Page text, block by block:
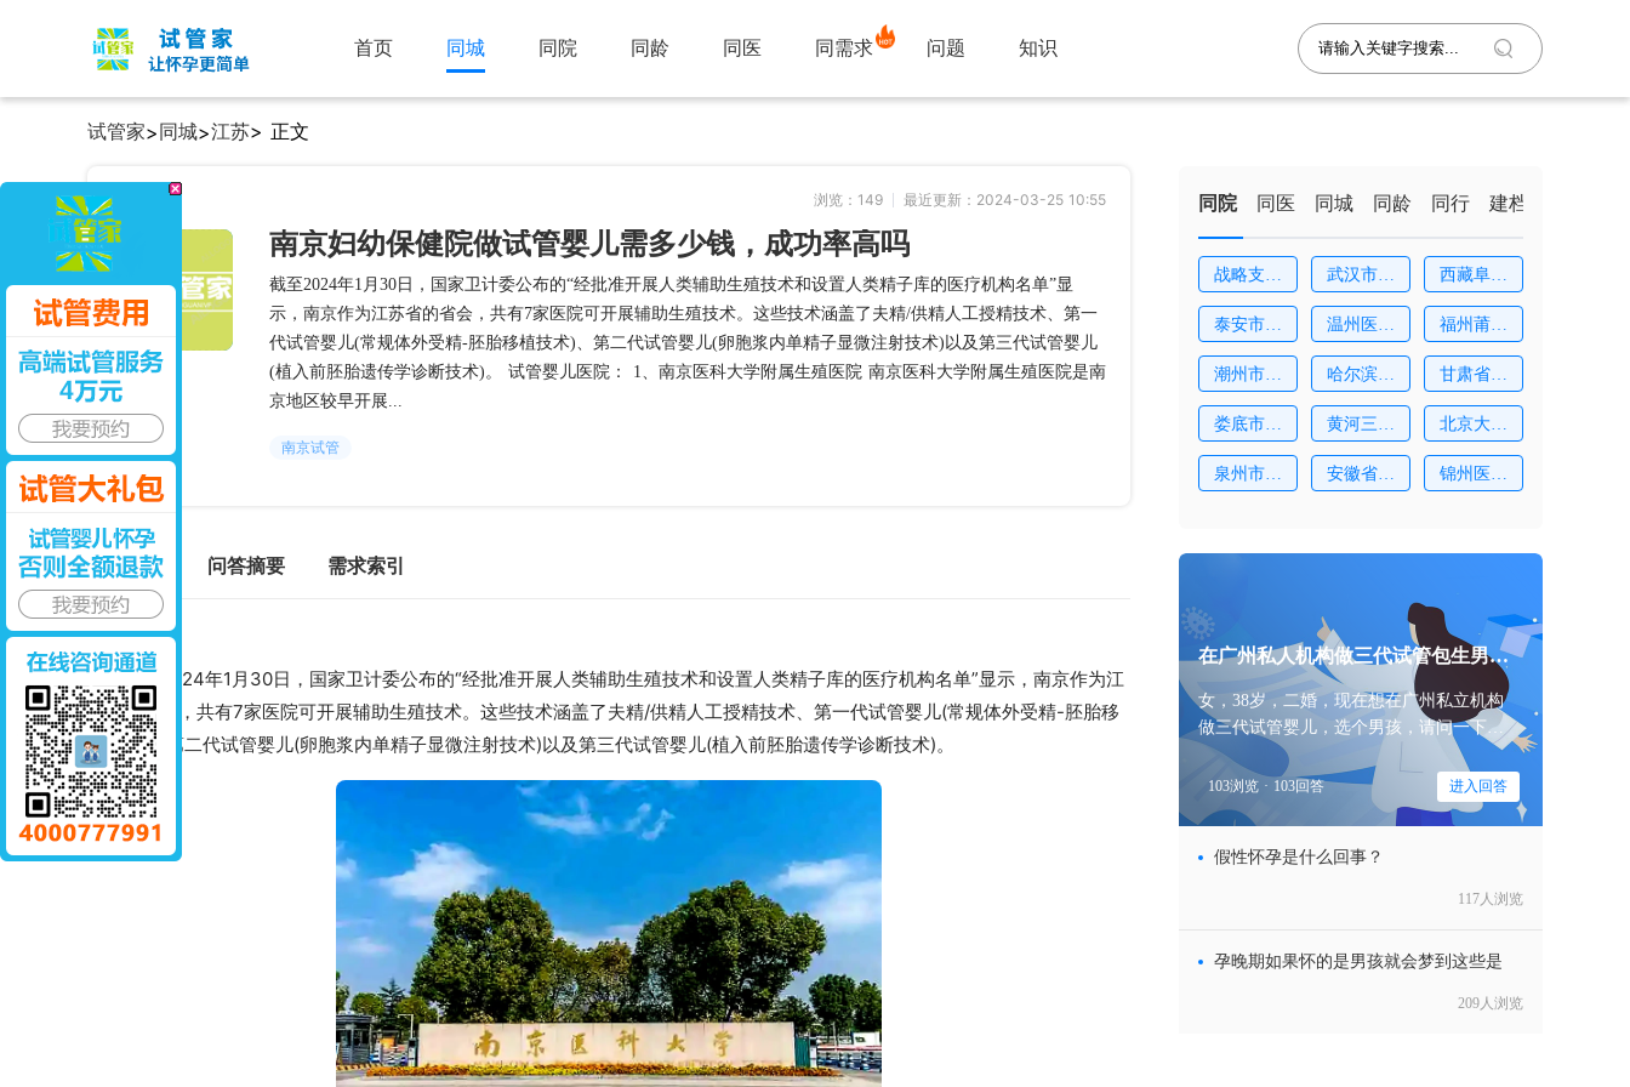
首页 同城 同院 同龄 同医 同需求 问题 知识
试管家>同城>江苏> 正文
浏览： 149 最近更新：2024-03-25 10:55
南京妇幼保健院做试管婴儿需多少钱，成功率高吗
截至2024年1月30日，国家卫计委公布的“经批准开展人类辅助生殖技术和设置人类精子库的医疗机构名单”显
示，南京作为江苏省的省会，共有7家医院可开展辅助生殖技术。这些技术涵盖了夫精/供精人工授精技术、第一
代试管婴儿(常规体外受精-胚胎移植技术)、第二代试管婴儿(卵胞浆内单精子显微注射技术)以及第三代试管婴儿
(植入前胚胎遗传学诊断技术)。 试管婴儿医院： 1、南京医科大学附属生殖医院 南京医科大学附属生殖医院是南
京地区较早开展...
南京试管
标签百科 问答摘要 需求索引
截至2024年1月30日，国家卫计委公布的“经批准开展人类辅助生殖技术和设置人类精子库的医疗机构名单”显示，南京作为江
苏省的省会，共有7家医院可开展辅助生殖技术。这些技术涵盖了夫精/供精人工授精技术、第一代试管婴儿(常规体外受精-胚胎移
植技术)、第二代试管婴儿(卵胞浆内单精子显微注射技术)以及第三代试管婴儿(植入前胚胎遗传学诊断技术)。
同院 同医 同城 同龄 同行 建档
战略支援
部
武汉市妇
女
西藏阜康
医
泰安市中
心
温州医科
大
福州莆田
学
潮州市中
心
哈尔滨市
红
甘肃省妇
幼
娄底市中
心
黄河三门
峡
北京大学
深
泉州市中
安徽省妇
锦州医科
在广州私人机构做三代试管包生男孩
女，38岁，二婚，现在想在广州私立机构
做三代试管婴儿，选个男孩，请问一下大
家，在广州私人机构做三代试管包生男孩
价格一般多少钱？
103浏览 · 103回答 进入回答
假性怀孕是什么回事？
117人浏览
孕晚期如果怀的是男孩就会梦到这些是
209人浏览